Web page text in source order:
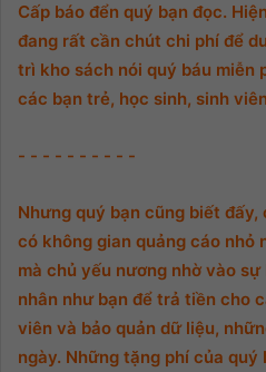
Cấp báo đển quý bạn đọc.
đang rất cần chút chi phí để
trì kho sách nói quý báu miễn
các bạn trẻ, học sinh, sinh
- - - - - - - - - -
Nhưng quý bạn cũng biết
có không gian quảng cáo nhỏ
mà chủ yếu nương nhờ vào
nhân như bạn để trả tiền cho
viên và bảo quản dữ liệu,
ngày. Những tặng phí của quý